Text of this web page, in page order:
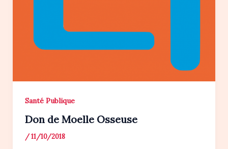
Santé Publique
Don de Moelle Osseuse
/11/10/2018